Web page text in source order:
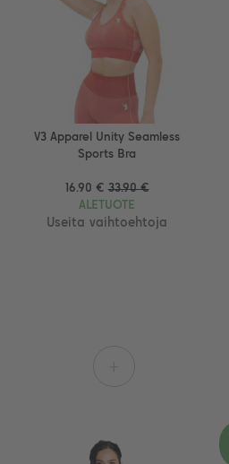
V3 Apparel Unity Seamless
Sports Bra
16.90 € 33.90 €
ALETUOTE
Useita vaihtoehtoja